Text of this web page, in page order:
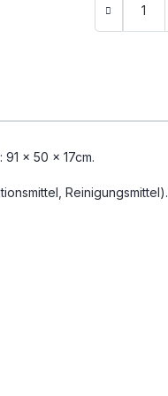
x 50 x 17cm.
Reinigungsmittel).